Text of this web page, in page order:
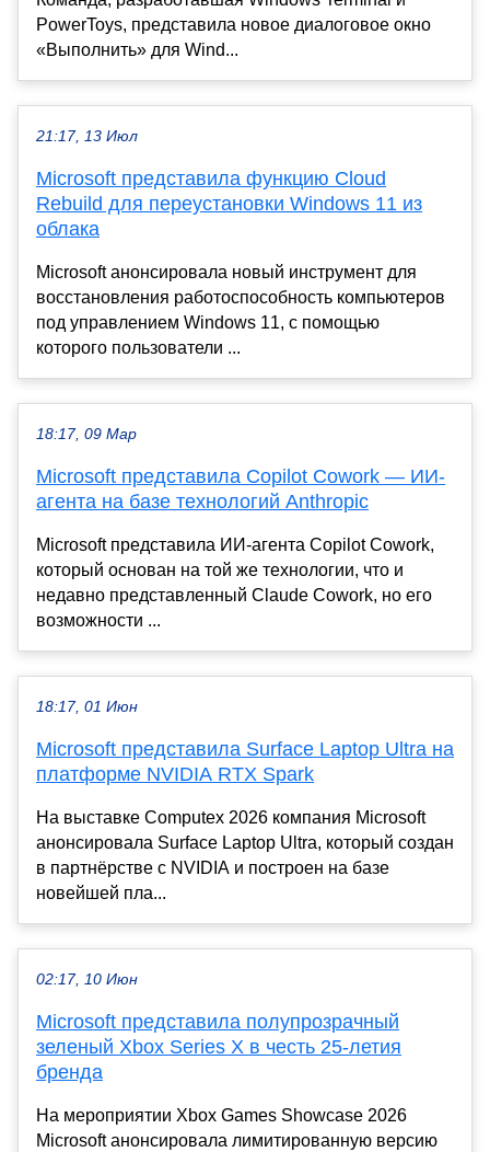
PowerToys, представила новое диалоговое окно
«Выполнить» для Wind...
21:17, 13 Июл
Microsoft представила функцию Cloud
Rebuild для переустановки Windows 11 из
облака
Microsoft анонсировала новый инструмент для
восстановления работоспособность компьютеров
под управлением Windows 11, с помощью
которого пользователи ...
18:17, 09 Мар
Microsoft представила Copilot Cowork — ИИ-
агента на базе технологий Anthropic
Microsoft представила ИИ-агента Copilot Cowork,
который основан на той же технологии, что и
недавно представленный Claude Cowork, но его
возможности ...
18:17, 01 Июн
Microsoft представила Surface Laptop Ultra на
платформе NVIDIA RTX Spark
На выставке Computex 2026 компания Microsoft
анонсировала Surface Laptop Ultra, который создан
в партнёрстве с NVIDIA и построен на базе
новейшей пла...
02:17, 10 Июн
Microsoft представила полупрозрачный
зеленый Xbox Series X в честь 25-летия
бренда
На мероприятии Xbox Games Showcase 2026
Microsoft анонсировала лимитированную версию